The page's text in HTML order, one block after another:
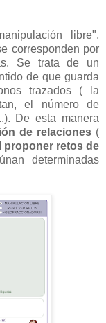
libre",
corresponden por
Se trata de un
de que guarda
trazados ( la
el número de
De esta manera
de relaciones (
proponer retos de
determinadas